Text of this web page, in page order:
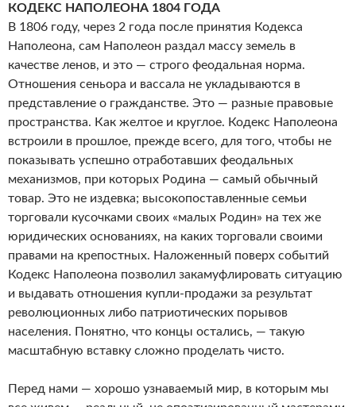
КОДЕКС НАПОЛЕОНА 1804 ГОДА
В 1806 году, через 2 года после принятия Кодекса
Наполеона, сам Наполеон раздал массу земель в
качестве ленов, и это — строго феодальная норма.
Отношения сеньора и вассала не укладываются в
представление о гражданстве. Это — разные правовые
пространства. Как желтое и круглое. Кодекс Наполеона
встроили в прошлое, прежде всего, для того, чтобы не
показывать успешно отработавших феодальных
механизмов, при которых Родина — самый обычный
товар. Это не издевка; высокопоставленные семьи
торговали кусочками своих «малых Родин» на тех же
юридических основаниях, на каких торговали своими
правами на крепостных. Наложенный поверх событий
Кодекс Наполеона позволил закамуфлировать ситуацию
и выдавать отношения купли-продажи за результат
революционных либо патриотических порывов
населения. Понятно, что концы остались, — такую
масштабную вставку сложно проделать чисто.
Перед нами — хорошо узнаваемый мир, в которым мы